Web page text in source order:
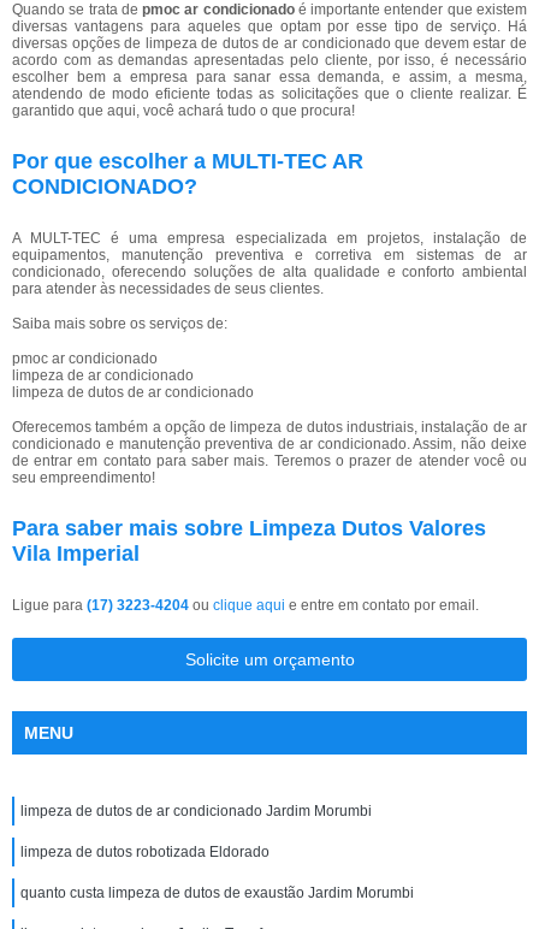
Quando se trata depmoc ar condicionadoé importante entender que existem
diversas vantagens para aqueles que optam por esse tipo de serviço. Há
diversas opções de limpeza de dutos de ar condicionado que devem estar de
acordo com as demandas apresentadas pelo cliente, por isso, é necessário
escolher bem a empresa para sanar essa demanda, e assim, a mesma,
atendendo de modo eficiente todas as solicitações que o cliente realizar. É
garantido que aqui, você achará tudo o que procura!
Por que escolher a MULTI-TEC AR
CONDICIONADO?
A MULT-TEC é uma empresa especializada em projetos, instalação de
equipamentos, manutenção preventiva e corretiva em sistemas de ar
condicionado, oferecendo soluções de alta qualidade e conforto ambiental
para atender às necessidades de seus clientes.
Saiba mais sobre os serviços de:
pmoc ar condicionado
limpeza de ar condicionado
limpeza de dutos de ar condicionado
Oferecemos também a opção de limpeza de dutos industriais, instalação de ar
condicionado e manutenção preventiva de ar condicionado. Assim, não deixe
de entrar em contato para saber mais. Teremos o prazer de atender você ou
seu empreendimento!
Para saber mais sobre Limpeza Dutos Valores
Vila Imperial
Ligue para (17) 3223-4204 ou clique aqui e entre em contato por email.
Solicite um orçamento
MENU
limpeza de dutos de ar condicionado Jardim Morumbi
limpeza de dutos robotizada Eldorado
quanto custa limpeza de dutos de exaustão Jardim Morumbi